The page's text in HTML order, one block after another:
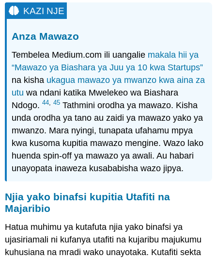
KAZI NJE
Anza Mawazo
Tembelea Medium.com ili uangalie makala hii ya
“Mawazo ya Biashara ya Juu ya 10 kwa Startups”
na kisha ukagua mawazo ya mwanzo kwa aina za
utu wa ndani katika Mwelekeo wa Biashara
Ndogo.44, 45 Tathmini orodha ya mawazo. Kisha
unda orodha ya tano au zaidi ya mawazo yako ya
mwanzo. Mara nyingi, tunapata ufahamu mpya
kwa kusoma kupitia mawazo mengine. Wazo lako
huenda spin-off ya mawazo ya awali. Au habari
unayopata inaweza kusababisha wazo jipya.
Njia yako binafsi kupitia Utafiti na
Majaribio
Hatua muhimu ya kutafuta njia yako binafsi ya
ujasiriamali ni kufanya utafiti na kujaribu majukumu
kuhusiana na mradi wako unayotaka. Kutafiti sekta